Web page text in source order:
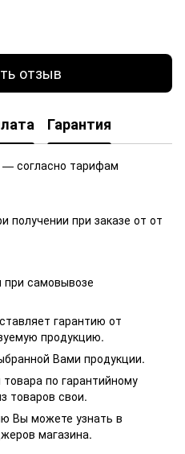
отзыв
Гарантия
согласно тарифам
при заказе от от
при самовывозе
гарантию от
продукцию.
Вами продукции.
по гарантийному
товаров свои.
Вы можете узнать в
магазина.